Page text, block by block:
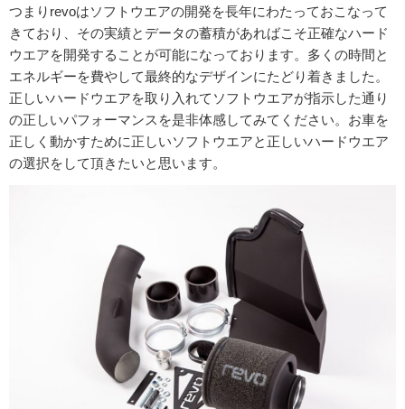
つまりrevoはソフトウエアの開発を長年にわたっておこなって
きており、その実績とデータの蓄積があればこそ正確なハード
ウエアを開発することが可能になっております。多くの時間と
エネルギーを費やして最終的なデザインにたどり着きました。
正しいハードウエアを取り入れてソフトウエアが指示した通り
の正しいパフォーマンスを是非体感してみてください。お車を
正しく動かすために正しいソフトウエアと正しいハードウエア
の選択をして頂きたいと思います。